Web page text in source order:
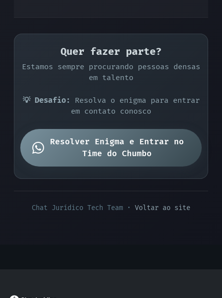
Quer fazer parte?
Estamos sempre procurando pessoas densas
em talento
💡 Desafio: Resolva o enigma para entrar
em contato conosco
Resolver Enigma e Entrar no
Time do Chumbo
Chat Jurídico Tech Team · Voltar ao site